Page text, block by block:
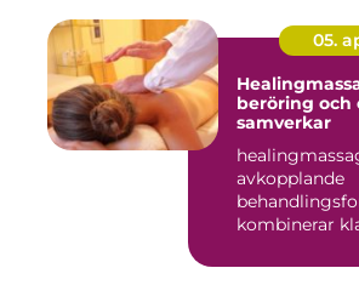
05.
beröring och
samverkar
avkopplande
kombinerar